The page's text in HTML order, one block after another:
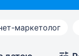
маркетолог